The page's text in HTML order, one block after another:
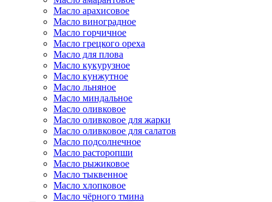
Масло арахисовое
Масло виноградное
Масло горчичное
Масло грецкого ореха
Масло для плова
Масло кукурузное
Масло кунжутное
Масло льняное
Масло миндальное
Масло оливковое
Масло оливковое для жарки
Масло оливковое для салатов
Масло подсолнечное
Масло расторопши
Масло рыжиковое
Масло тыквенное
Масло хлопковое
Масло чёрного тмина